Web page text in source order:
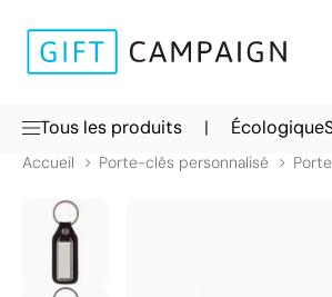
Tous les produits | Écologique
Accueil Porte-clés personnalisé